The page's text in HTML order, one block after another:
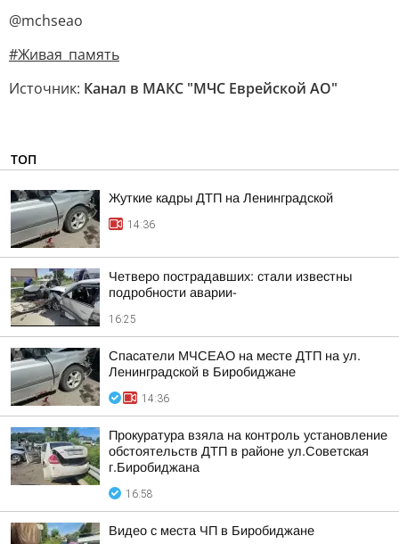
@mchseao
#Живая_память
Источник: Канал в МАКС "МЧС Еврейской АО"
ТОП
Жуткие кадры ДТП на Ленинградской
14:36
Четверо пострадавших: стали известны
подробности аварии-
16:25
Спасатели МЧСЕАО на месте ДТП на ул.
Ленинградской в Биробиджане
14:36
Прокуратура взяла на контроль установление
обстоятельств ДТП в районе ул.Советская
г.Биробиджана
16:58
Видео с места ЧП в Биробиджане